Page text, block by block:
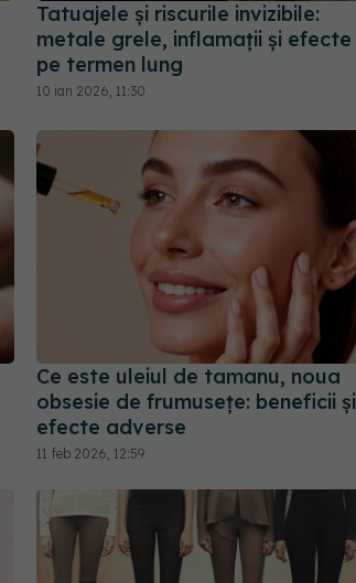
Tatuajele și riscurile invizibile:
metale grele, inflamații și efecte
pe termen lung
10 ian 2026, 11:30
Ce este uleiul de tamanu, noua
obsesie de frumusețe: beneficii și
efecte adverse
11 feb 2026, 12:59